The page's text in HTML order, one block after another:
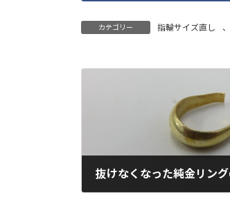
カテゴリー 指輪サイズ直し 、